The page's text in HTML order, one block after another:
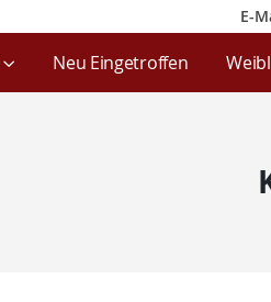
E-
Neu Eingetroffen